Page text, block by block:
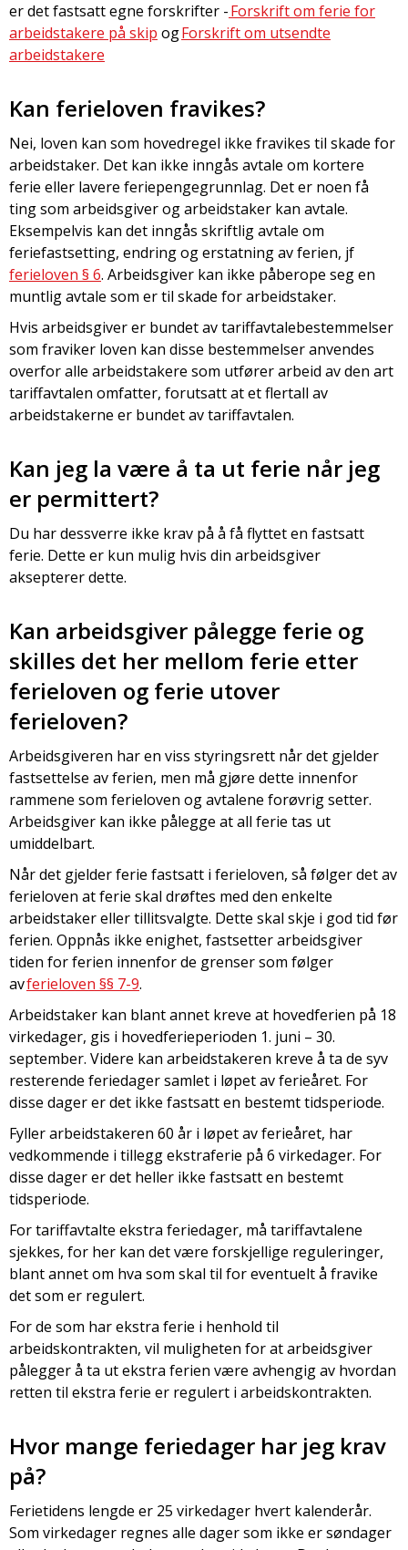
er det fastsatt egne forskrifter -Forskrift om ferie for
arbeidstakere på skip ogForskrift om utsendte
arbeidstakere
Kan ferieloven fravikes?
Nei, loven kan som hovedregel ikke fravikes til skade for
arbeidstaker. Det kan ikke inngås avtale om kortere
ferie eller lavere feriepengegrunnlag. Det er noen få
ting som arbeidsgiver og arbeidstaker kan avtale.
Eksempelvis kan det inngås skriftlig avtale om
feriefastsetting, endring og erstatning av ferien, jf
ferieloven § 6. Arbeidsgiver kan ikke påberope seg en
muntlig avtale som er til skade for arbeidstaker.
Hvis arbeidsgiver er bundet av tariffavtalebestemmelser
som fraviker loven kan disse bestemmelser anvendes
overfor alle arbeidstakere som utfører arbeid av den art
tariffavtalen omfatter, forutsatt at et flertall av
arbeidstakerne er bundet av tariffavtalen.
Kan jeg la være å ta ut ferie når jeg
er permittert?
Du har dessverre ikke krav på å få flyttet en fastsatt
ferie. Dette er kun mulig hvis din arbeidsgiver
aksepterer dette.
Kan arbeidsgiver pålegge ferie og
skilles det her mellom ferie etter
ferieloven og ferie utover
ferieloven?
Arbeidsgiveren har en viss styringsrett når det gjelder
fastsettelse av ferien, men må gjøre dette innenfor
rammene som ferieloven og avtalene forøvrig setter.
Arbeidsgiver kan ikke pålegge at all ferie tas ut
umiddelbart.
Når det gjelder ferie fastsatt i ferieloven, så følger det av
ferieloven at ferie skal drøftes med den enkelte
arbeidstaker eller tillitsvalgte. Dette skal skje i god tid før
ferien. Oppnås ikke enighet, fastsetter arbeidsgiver
tiden for ferien innenfor de grenser som følger
avferieloven §§ 7-9.
Arbeidstaker kan blant annet kreve at hovedferien på 18
virkedager, gis i hovedferieperioden 1. juni – 30.
september. Videre kan arbeidstakeren kreve å ta de syv
resterende feriedager samlet i løpet av ferieåret. For
disse dager er det ikke fastsatt en bestemt tidsperiode.
Fyller arbeidstakeren 60 år i løpet av ferieåret, har
vedkommende i tillegg ekstraferie på 6 virkedager. For
disse dager er det heller ikke fastsatt en bestemt
tidsperiode.
For tariffavtalte ekstra feriedager, må tariffavtalene
sjekkes, for her kan det være forskjellige reguleringer,
blant annet om hva som skal til for eventuelt å fravike
det som er regulert.
For de som har ekstra ferie i henhold til
arbeidskontrakten, vil muligheten for at arbeidsgiver
pålegger å ta ut ekstra ferien være avhengig av hvordan
retten til ekstra ferie er regulert i arbeidskontrakten.
Hvor mange feriedager har jeg krav
på?
Ferietidens lengde er 25 virkedager hvert kalenderår.
Som virkedager regnes alle dager som ikke er søndager